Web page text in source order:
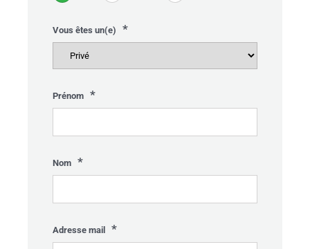
Vous êtes un(e) *
Prénom *
Nom *
Adresse mail *